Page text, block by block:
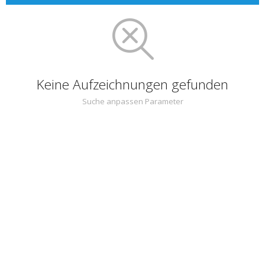
Keine Aufzeichnungen gefunden
Suche anpassen Parameter